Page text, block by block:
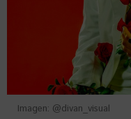
Imagen: @divan_visual